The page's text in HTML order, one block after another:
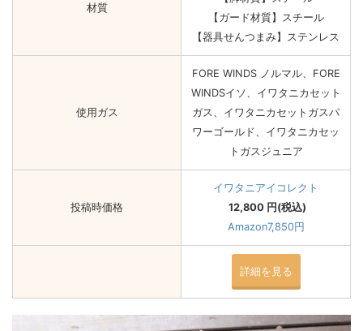
材質
【ガード材質】スチール
【器具せんつまみ】ステンレス
使用ガス
FORE WINDS ノルマル、FORE
WINDSイソ、イワタニカセット
ガス、イワタニカセットガスパ
ワーゴールド、イワタニカセッ
トガスジュニア
投稿時価格
イワタニアイコレクト
12,800 円(税込)
Amazon7,850円
詳細を見る